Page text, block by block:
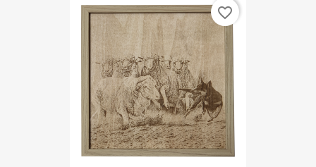
favorite_border